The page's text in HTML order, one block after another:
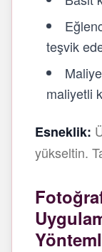
teşvik
maliyetli
Esneklik:
yükseltin.